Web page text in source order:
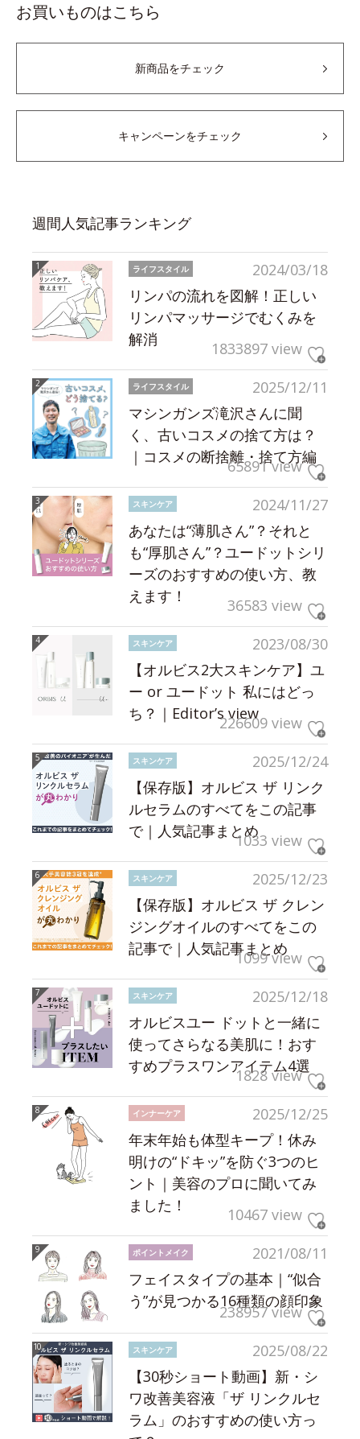
お買いものはこちら
新商品をチェック
キャンペーンをチェック
週間人気記事ランキング
2024/03/18
ライフスタイル
リンパの流れを図解！正しい
リンパマッサージでむくみを
解消
1833897 view
2025/12/11
ライフスタイル
マシンガンズ滝沢さんに聞
く、古いコスメの捨て方は？
｜コスメの断捨離・捨て方編
65891 view
2024/11/27
スキンケア
あなたは“薄肌さん”？それと
も“厚肌さん”？ユードットシリ
ーズのおすすめの使い方、教
えます！
36583 view
2023/08/30
スキンケア
【オルビス2大スキンケア】ユ
ー or ユードット 私にはどっ
ち？｜Editor’s view226609 view
2025/12/24
スキンケア
【保存版】オルビス ザ リンク
ルセラムのすべてをこの記事
で｜人気記事まとめ1033 view
2025/12/23
スキンケア
【保存版】オルビス ザ クレン
ジングオイルのすべてをこの
記事で｜人気記事まとめ
1099 view
2025/12/18
スキンケア
オルビスユー ドットと一緒に
使ってさらなる美肌に！おす
すめプラスワンアイテム4選
1828 view
2025/12/25
インナーケア
年末年始も体型キープ！休み
明けの“ドキッ”を防ぐ3つのヒ
ント｜美容のプロに聞いてみ
ました！
10467 view
2021/08/11
ポイントメイク
フェイスタイプの基本｜“似合
う”が見つかる16種類の顔印象
238957 view
2025/08/22
スキンケア
【30秒ショート動画】新・シ
ワ改善美容液「ザ リンクルセ
ラム」のおすすめの使い方っ